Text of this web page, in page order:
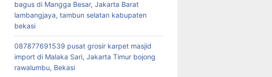
bagus di Mangga Besar, Jakarta Barat
lambangjaya, tambun selatan kabupaten
bekasi
087877691539 pusat grosir karpet masjid
import di Malaka Sari, Jakarta Timur bojong
rawalumbu, Bekasi